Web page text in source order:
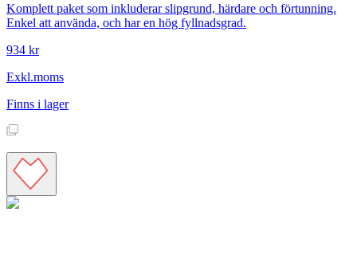
Komplett paket som inkluderar slipgrund, härdare och förtunning.
Enkel att använda, och har en hög fyllnadsgrad.
934 kr
Exkl.moms
Finns i lager